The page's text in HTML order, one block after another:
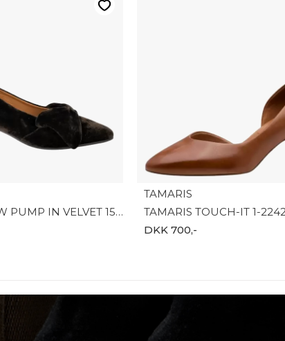
Angulus BOW PUMP IN VELVET 1550-1073466
TAMARIS
TAMARIS TOUCH-IT 1-
DKK 700,-